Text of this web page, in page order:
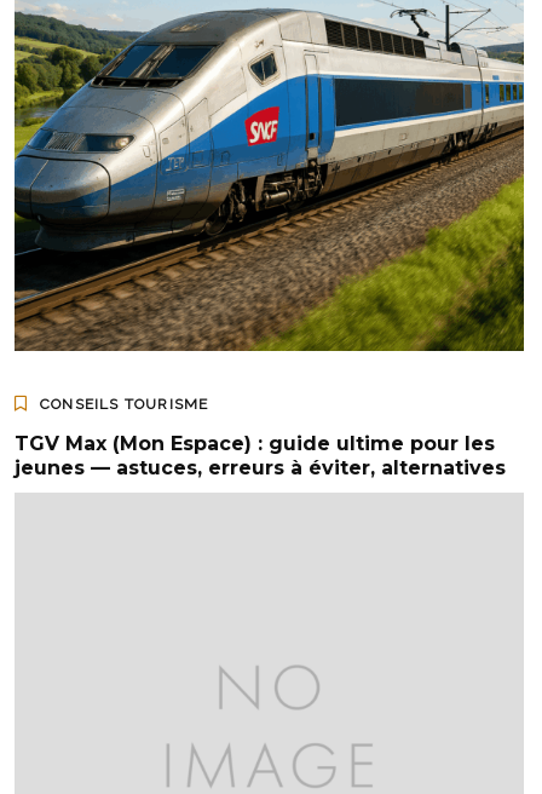
CONSEILS TOURISME
TGV Max (Mon Espace) : guide ultime pour les
jeunes — astuces, erreurs à éviter, alternatives